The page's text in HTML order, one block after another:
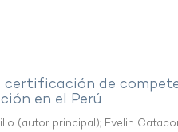
certificación de
en el Perú
(autor principal); Evelin